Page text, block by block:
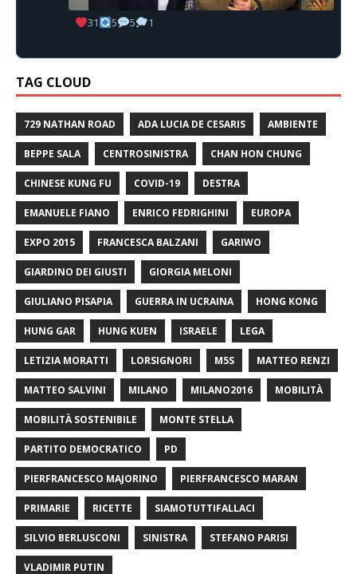
31 5 5 1
TAG CLOUD
729 NATHAN ROAD ADA LUCIA DE CESARIS AMBIENTE
BEPPE SALA CENTROSINISTRA CHAN HON CHUNG
CHINESE KUNG FU COVID-19 DESTRA
EMANUELE FIANO ENRICO FEDRIGHINI EUROPA
EXPO 2015 FRANCESCA BALZANI GARIWO
GIARDINO DEI GIUSTI GIORGIA MELONI
GIULIANO PISAPIA GUERRA IN UCRAINA HONG KONG
HUNG GAR HUNG KUEN ISRAELE LEGA
LETIZIA MORATTI LORSIGNORI M5S MATTEO RENZI
MATTEO SALVINI MILANO MILANO2016 MOBILITÀ
MOBILITÀ SOSTENIBILE MONTE STELLA
PARTITO DEMOCRATICO PD
PIERFRANCESCO MAJORINO PIERFRANCESCO MARAN
PRIMARIE RICETTE SIAMOTUTTIFALLACI
SILVIO BERLUSCONI SINISTRA STEFANO PARISI
VLADIMIR PUTIN